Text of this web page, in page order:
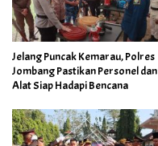
Jelang Puncak Kemarau, Polres
Jombang Pastikan Personel dan
Alat Siap Hadapi Bencana